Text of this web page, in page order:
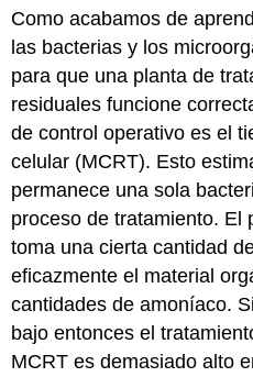
8.3
Como acabamos de
las bacterias y los
para que una planta de
residuales funcione
de control operativo es el
celular (MCRT). Esto
permanece una sola
proceso de tratamiento. El
toma una cierta cantidad
eficazmente el material
cantidades de amoníaco.
bajo entonces el
MCRT es demasiado alto